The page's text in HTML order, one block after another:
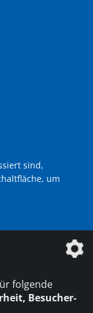
sind,
um
der
folgende
Besucher-